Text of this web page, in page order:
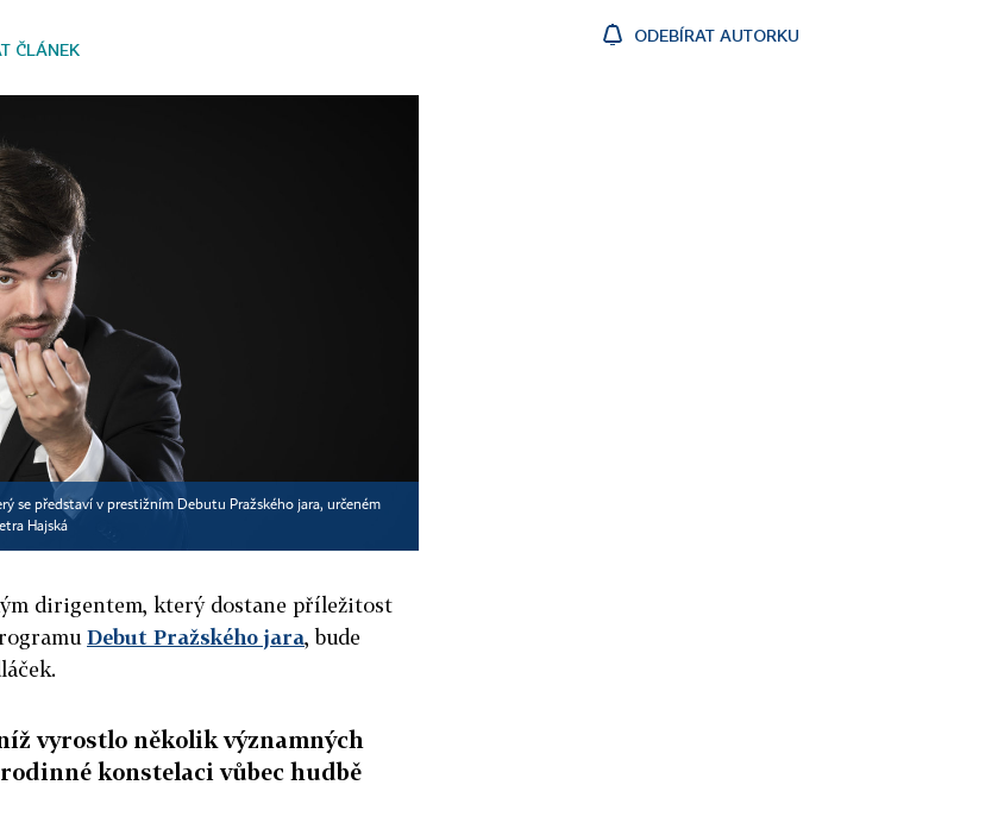
ČLÁNEK
ODEBÍRAT AUTORKU
se představí v prestižním Debutu Pražského jara, určeném
Hajská
dirigentem, který dostane příležitost
Debut Pražského jara, bude
vyrostlo několik významných
konstelaci vůbec hudbě